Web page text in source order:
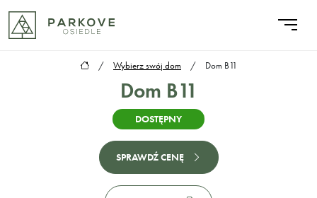
/ Wybierz swój dom / Dom B11
Dom B11
DOSTĘPNY
SPRAWDŹ CENĘ